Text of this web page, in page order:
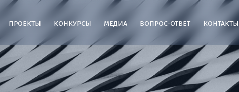
проекты конкурсы медиа вопрос-ответ контакты